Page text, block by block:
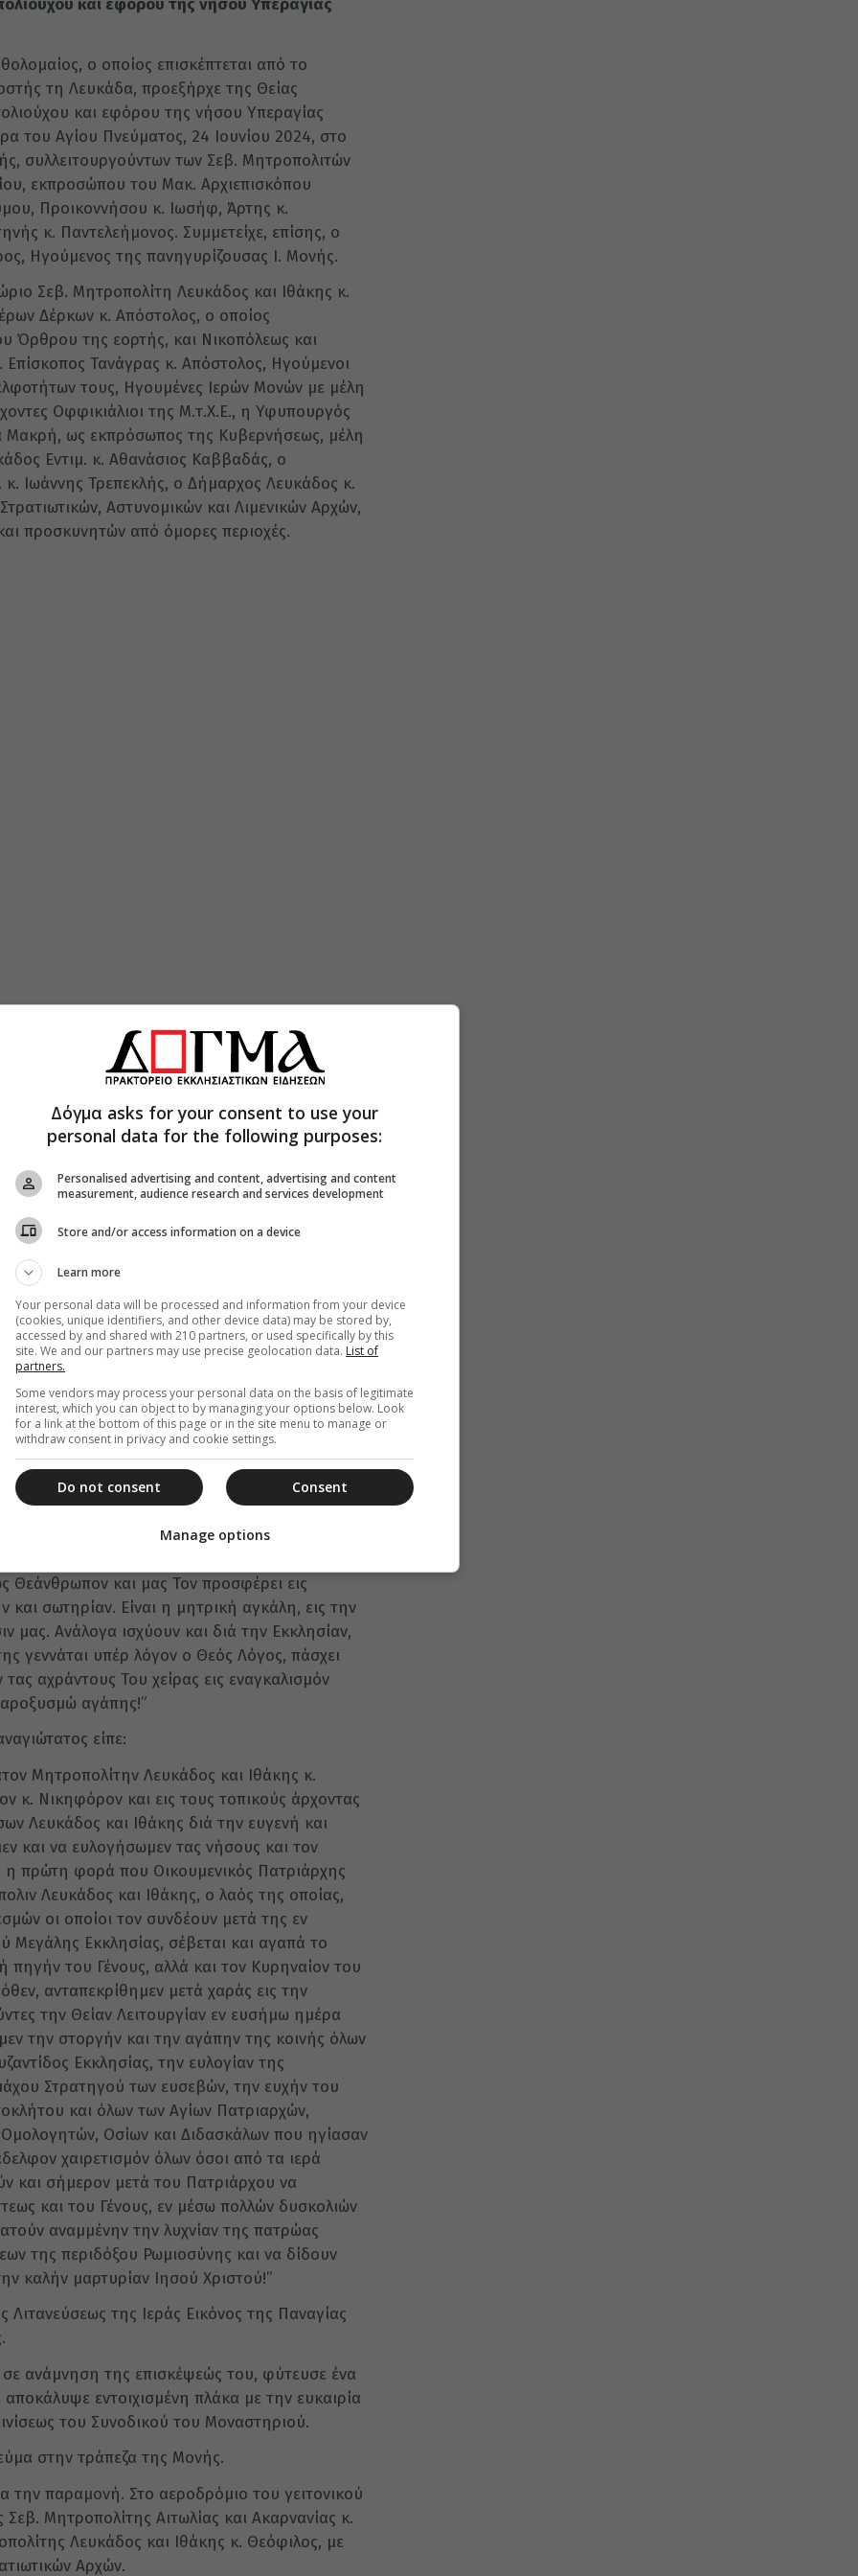
και εφόρου της νήσου Υπεραγίας
ο οποίος επισκέπτεται από το
τη Λευκάδα, προεξήρχε της Θείας
και εφόρου της νήσου Υπεραγίας
του Αγίου Πνεύματος, 24 Ιουνίου 2024, στο
συλλειτουργούντων των Σεβ. Μητροπολιτών
εκπροσώπου του Μακ. Αρχιεπισκόπου
Προικοννήσου κ. Ιωσήφ, Άρτης κ.
κ. Παντελεήμονος. Συμμετείχε, επίσης, ο
Ηγούμενος της πανηγυρίζουσας Ι. Μονής.
Σεβ. Μητροπολίτη Λευκάδος και Ιθάκης κ.
Δέρκων κ. Απόστολος, ο οποίος
Όρθρου της εορτής, και Νικοπόλεως και
Τανάγρας κ. Απόστολος, Ηγούμενοι
τους, Ηγουμένες Ιερών Μονών με μέλη
Οφφικιάλιοι της Μ.τ.Χ.Ε., η Υφυπουργός
Μακρή, ως εκπρόσωπος της Κυβερνήσεως, μέλη
Εντιμ. κ. Αθανάσιος Καββαδάς, ο
κ. Ιωάννης Τρεπεκλής, ο Δήμαρχος Λευκάδος κ.
Αστυνομικών και Λιμενικών Αρχών,
προσκυνητών από όμορες περιοχές.
λόγους ο Σεβ. Μητροπολίτης Λευκάδος
ο Πατριάρχης, ο οποίος μεταξύ άλλων τόνισε
της Εκκλησίας υπό την πλήρη αυτής
η Εκκλησία είναι εικών της Θεοτόκου
Παναγία Παρθένος και Εκκλησία είναι
και κατά τρόπον μυστηριώδη σχεδόν
την Πεντηκοστήν, ήτοι το ξεκίνημα της
Θεοτόκου, της Φανερωμένης, είναι
Ο Άγιος Κύριλλος Αλεξανδρείας λέγει ότι αυτή,
Και όπως ακολουθών συμπληρώνει
δεν μπορεί να διανοηθή τον εαυτόν της,
Μητέρα του Σωτήρος Χριστού. Η Υπεραγία
είναι η Υπεραγία Θεοτόκος». Η Παναγία
«Σκηνή του Θεού και Λόγου». Η «Κιβωτός η
των Ουρανών, η οποία εχώρησεν εν γαστρί
Θεάνθρωπον και μας Τον προσφέρει εις
και σωτηρίαν. Είναι η μητρική αγκάλη, εις την
μας. Ανάλογα ισχύουν και διά την Εκκλησίαν,
γεννάται υπέρ λόγον ο Θεός Λόγος, πάσχει
αχράντους Του χείρας εις εναγκαλισμόν
αγάπης!”
είπε:
Μητροπολίτην Λευκάδος και Ιθάκης κ.
κ. Νικηφόρον και εις τους τοπικούς άρχοντας
Λευκάδος και Ιθάκης διά την ευγενή και
και να ευλογήσωμεν τας νήσους και τον
η πρώτη φορά που Οικουμενικός Πατριάρχης
Λευκάδος και Ιθάκης, ο λαός της οποίας,
οι οποίοι τον συνδέουν μετά της εν
Μεγάλης Εκκλησίας, σέβεται και αγαπά το
του Γένους, αλλά και τον Κυρηναίον του
ανταπεκρίθημεν μετά χαράς εις την
την Θείαν Λειτουργίαν εν ευσήμω ημέρα
την στοργήν και την αγάπην της κοινής όλων
Εκκλησίας, την ευλογίαν της
Στρατηγού των ευσεβών, την ευχήν του
και όλων των Αγίων Πατριαρχών,
Οσίων και Διδασκάλων που ηγίασαν
χαιρετισμόν όλων όσοι από τα ιερά
και σήμερον μετά του Πατριάρχου να
και του Γένους, εν μέσω πολλών δυσκολιών
αναμμένην την λυχνίαν της πατρώας
της περιδόξου Ρωμιοσύνης και να δίδουν
καλήν μαρτυρίαν Ιησού Χριστού!”
της Ιεράς Εικόνος της Παναγίας
ανάμνηση της επισκέψεώς του, φύτευσε ένα
εντοιχισμένη πλάκα με την ευκαιρία
του Συνοδικού του Μοναστηριού.
στην τράπεζα της Μονής.
παραμονή. Στο αεροδρόμιο του γειτονικού
Μητροπολίτης Αιτωλίας και Ακαρνανίας κ.
Λευκάδος και Ιθάκης κ. Θεόφιλος, με
Αρχών.
Δόγμα asks for your consent to use your
personal data for the following purposes:
Personalised advertising and content, advertising and content
measurement, audience research and services development
Store and/or access information on a device
Learn more
Your personal data will be processed and information from your device
(cookies, unique identifiers, and other device data) may be stored by,
accessed by and shared with 210 partners, or used specifically by this
site. We and our partners may use precise geolocation data. List of
partners.
Some vendors may process your personal data on the basis of legitimate
interest, which you can object to by managing your options below. Look
for a link at the bottom of this page or in the site menu to manage or
withdraw consent in privacy and cookie settings.
Consent
Do not consent
Manage options